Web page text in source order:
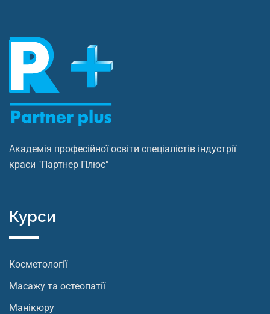
Академія професійної освіти спеціалістів індустрії
краси "Партнер Плюс"
Курси
Косметології
Масажу та остеопатії
Манікюру